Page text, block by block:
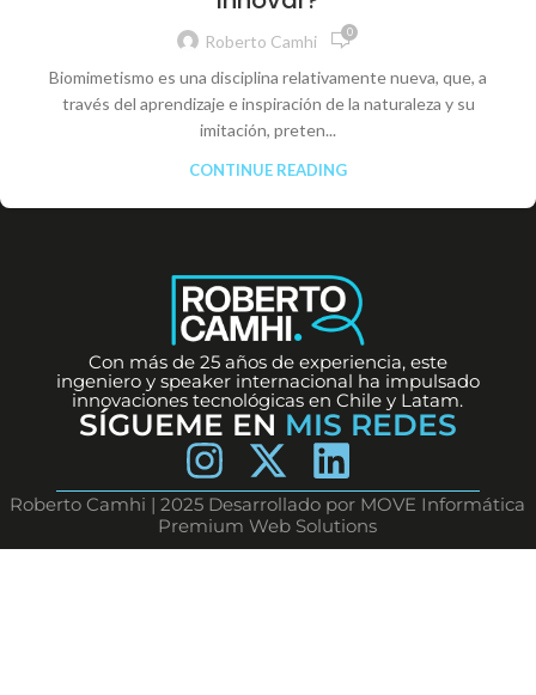
Roberto Camhi 0
Biomimetismo es una disciplina relativamente nueva, que, a
través del aprendizaje e inspiración de la naturaleza y su
imitación, preten...
CONTINUE READING
Con más de 25 años de experiencia, este
ingeniero y speaker internacional ha impulsado
innovaciones tecnológicas en Chile y Latam.
SÍGUEME EN MIS REDES
Roberto Camhi | 2025 Desarrollado por MOVE Informática
Premium Web Solutions